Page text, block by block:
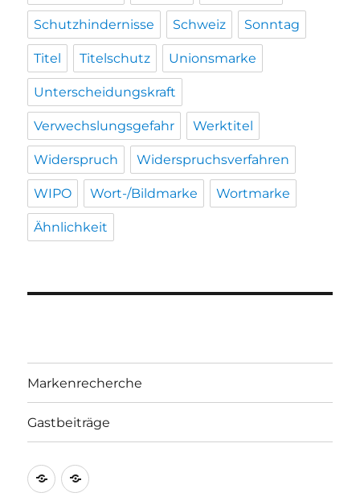
Schutzhindernisse Schweiz Sonntag
Titel Titelschutz Unionsmarke
Unterscheidungskraft
Verwechslungsgefahr Werktitel
Widerspruch Widerspruchsverfahren
WIPO Wort-/Bildmarke Wortmarke
Ähnlichkeit
Markenrecherche
Gastbeiträge
Markenrecherche
Gastbeiträge